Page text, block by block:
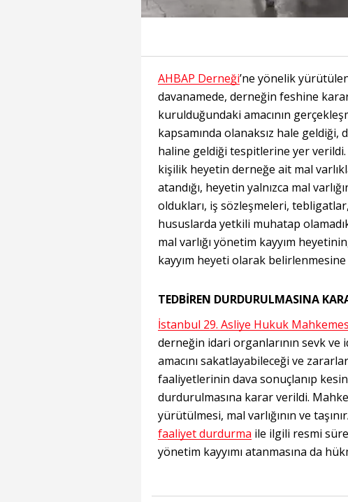
AHBAP Derneği’ne yönelik
davanamede, derneğin feshine
kurulduğundaki amacının
kapsamında olanaksız hale
haline geldiği tespitlerine yer
kişilik heyetin derneğe ait mal
atandığı, heyetin yalnızca mal
oldukları, iş sözleşmeleri,
hususlarda yetkili muhatap
mal varlığı yönetim kayyım
kayyım heyeti olarak
TEDBİREN DURDURULMASINA
İstanbul 29. Asliye Hukuk
derneğin idari organlarının sevk
amacını sakatlayabileceği ve
faaliyetlerinin dava sonuçlanıp
durdurulmasına karar verildi.
yürütülmesi, mal varlığının ve
faaliyet durdurma ile ilgili resmi
yönetim kayyımı atanmasına da